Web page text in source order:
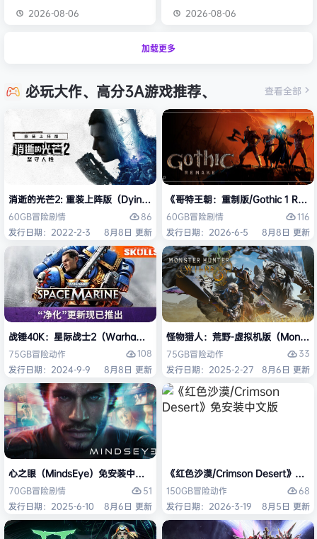
2026-08-06 2026-08-06
加载更多
必玩大作、高分3A游戏推荐、 查看全部
消逝的光芒2: 重装上阵版（Dying Light 2 Stay Human: Reloaded
60GB冒险剧情
86
发行日期：2022-2-3
8月8日 更新
《哥特王朝：重制版/Gothic 1
60GB冒险剧情
116
发行日期：2026-6-5
8月8日 更新
战锤40K：星际战士2（Warhammer 40,000: Space Marine 2）免安装
75GB冒险动作
108
发行日期：2024-9-9
8月8日 更新
怪物猎人：荒野-虚拟机版（
75GB冒险动作
33
发行日期：2025-2-27
8月6日 更新
心之眼（MindsEye）免安装中文版
70GB冒险剧情
51
发行日期：2025-6-10
8月6日 更新
《红色沙漠/Crimson Desert》免安
150GB冒险动作
68
发行日期：2026-3-19
8月5日 更新